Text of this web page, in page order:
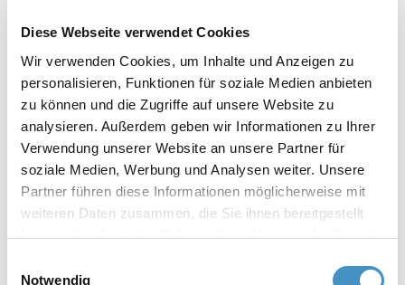
Diese Webseite verwendet Cookies
Wir verwenden Cookies, um Inhalte und Anzeigen zu
personalisieren, Funktionen für soziale Medien anbieten
zu können und die Zugriffe auf unsere Website zu
analysieren. Außerdem geben wir Informationen zu Ihrer
Verwendung unserer Website an unsere Partner für
soziale Medien, Werbung und Analysen weiter. Unsere
Partner führen diese Informationen möglicherweise mit
weiteren Daten zusammen, die Sie ihnen bereitgestellt
haben oder die sie im Rahmen Ihrer Nutzung der Dienste
unsererDatenschutzerklärung Impressum
Notwendig
Spezialbehälter und Sonderanfertigungen
Schwenkbare Behälter
Elektropolierte Behälter